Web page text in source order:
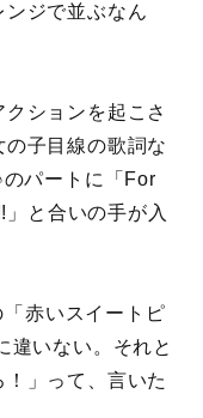
ンジで並ぶなん
ションを起こさ
子目線の歌詞な
パートに「For
と合いの手が入
赤いスイートピ
違いない。それと
」って、言いた